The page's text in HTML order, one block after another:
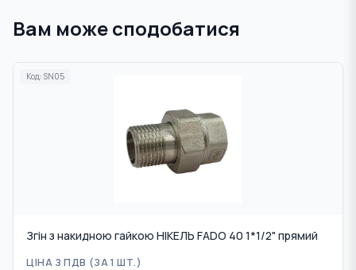
Вам може сподобатися
Код: SN05
Згін з накидною гайкою НІКЕЛЬ FADO 40 1*1/2" прямий
ЦІНА З ПДВ (ЗА 1 ШТ.)